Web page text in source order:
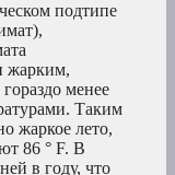
подтипе
жарким,
менее
Таким
жаркое лето,
86 ° F. В
в году, что